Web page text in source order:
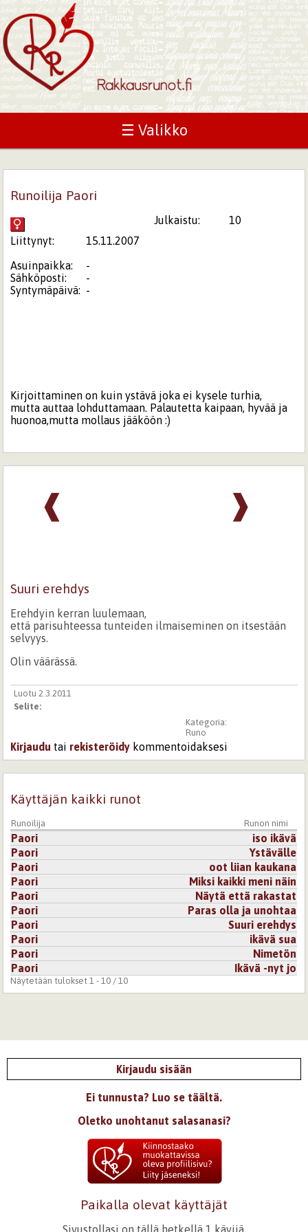
☰ Valikko
Runoilija Paori
Julkaistu:
10
Liittynyt:
15.11.2007
Asuinpaikka:
-
Sähköposti:
-
Syntymäpäivä: -
Kirjoittaminen on kuin ystävä joka ei kysele turhia,
mutta auttaa lohduttamaan. Palautetta kaipaan, hyvää ja
huonoa,mutta mollaus jääköön :)
❱
❰
Suuri erehdys
Erehdyin kerran luulemaan,
että parisuhteessa tunteiden ilmaiseminen on itsestään
selvyys.
Olin väärässä.
Luotu 2.3.2011
Selite:
Kategoria:
Runo
Kirjaudu tai rekisteröidy kommentoidaksesi
Käyttäjän kaikki runot
Runoilija Runon nimi
Paori
iso ikävä
Paori
Ystävälle
Paori
oot liian kaukana
Paori
Miksi kaikki meni näin
Paori
Näytä että rakastat
Paori
Paras olla ja unohtaa
Paori
Suuri erehdys
Paori
ikävä sua
Paori
Nimetön
Paori
Ikävä -nyt jo
Näytetään tulokset 1 - 10 / 10
Kirjaudu sisään
Ei tunnusta? Luo se täältä.
Oletko unohtanut salasanasi?
Paikalla olevat käyttäjät
Sivustollasi on tällä hetkellä 1 kävijä.